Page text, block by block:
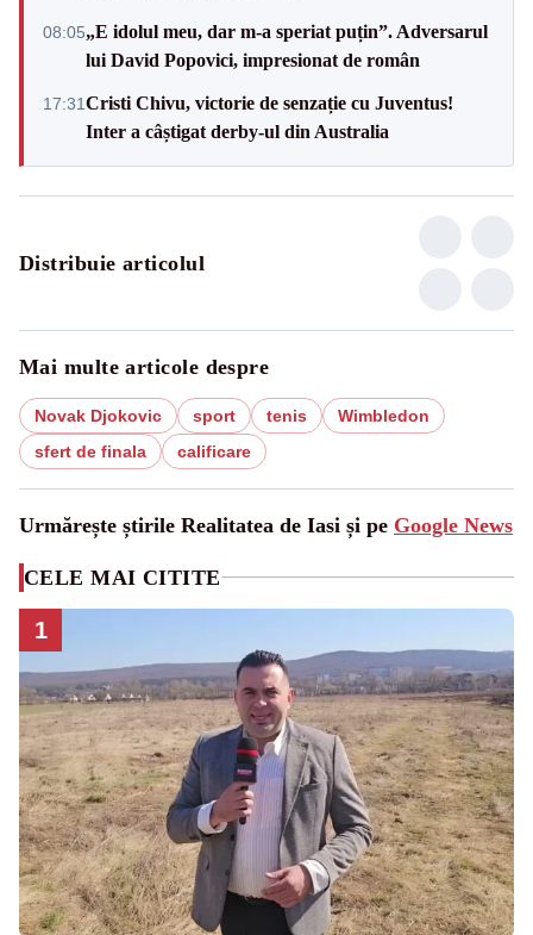
08:05„E idolul meu, dar m-a speriat puțin”. Adversarul
lui David Popovici, impresionat de român
17:31Cristi Chivu, victorie de senzație cu Juventus!
Inter a câștigat derby-ul din Australia
Distribuie articolul
Mai multe articole despre
Novak Djokovic sport tenis
Wimbledon
sfert de finala
calificare
Urmărește știrile Realitatea de Iasi și pe Google News
CELE MAI CITITE
1